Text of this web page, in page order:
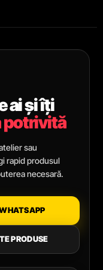
ai și îți
potrivită
sau
rapid produsul
necesară.
PRODUSE